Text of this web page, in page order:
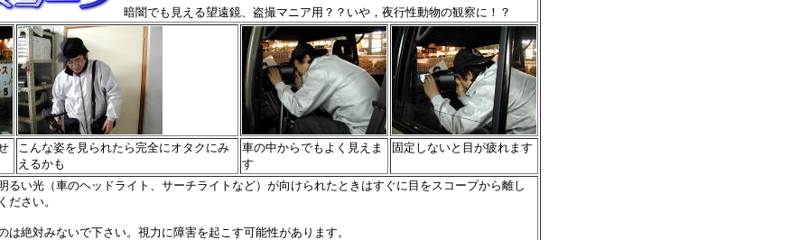
暗闇でも見える望遠鏡、盗撮マニア用？？いや，夜行性動物の観察に！？
こんな姿を見られたら完全にオタクにみ
えるかも
車の中からでもよく見えま
す
固定しないと目が疲れます
るい光（車のヘッドライト、サーチライトなど）が向けられたときはすぐに目をスコープから離し
ださい。
は絶対みないで下さい。視力に障害を起こす可能性があります。